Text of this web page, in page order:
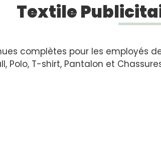
Textile
complètes pour les employés
Polo, T-shirt, Pantalon et